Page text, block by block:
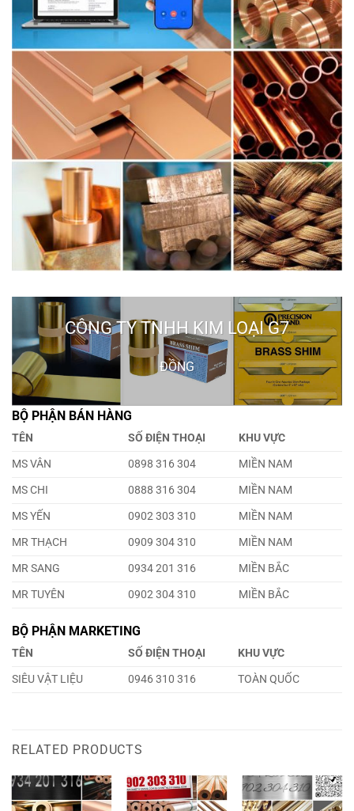
CÔNG TY TNHH KIM LOẠI G7
ĐỒNG
BỘ PHẬN BÁN HÀNG
TÊN SỐ ĐIỆN THOẠI
KHU VỰC
MS VÂN
0898 316 304
MIỀN NAM
MS CHI
0888 316 304
MIỀN NAM
MS YẾN
0902 303 310
MIỀN NAM
MR THẠCH
0909 304 310
MIỀN NAM
MR SANG
0934 201 316
MIỀN BẮC
MR TUYÊN
0902 304 310 MIỀN BẮC
BỘ PHẬN MARKETING
TÊN SỐ ĐIỆN THOẠI
KHU VỰC
SIÊU VẬT LIỆU
0946 310 316 TOÀN QUỐC
RELATED PRODUCTS